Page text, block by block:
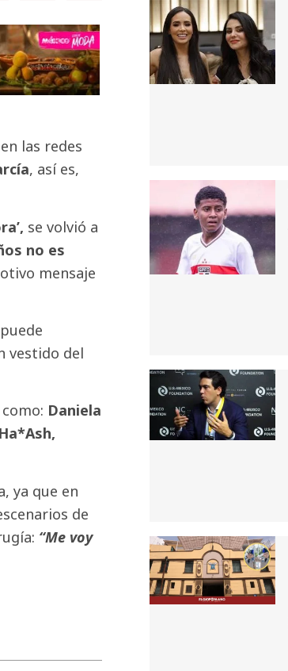
las redes
, así es,
se volvió a
no es
mensaje
vestido del
Daniela
ya que en
de
“Me voy